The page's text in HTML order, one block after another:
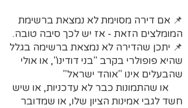
📌 אם דירה מסוימת לא נמצאת ברשימת
המומלצים הזאת - אז יש לכך סיבה טובה.
📌 יתכן שהדירה לא נמצאת ברשימה בגלל
שהיא פופולרי בקרב "בני דודינו", או אולי
שהבעלים אינו "אוהד ישראל"
או שהתמונות כבר לא עדכניות, או שיש
חשד לגבי אמינות הציון שלו, או שמדובר